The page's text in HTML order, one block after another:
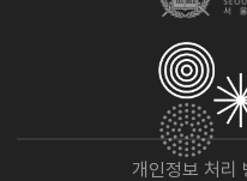
개인정보 처리